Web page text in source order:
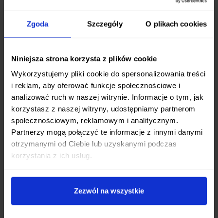
Zgoda Szczegóły O plikach cookies
Niniejsza strona korzysta z plików cookie
Wykorzystujemy pliki cookie do spersonalizowania treści
i reklam, aby oferować funkcje społecznościowe i
analizować ruch w naszej witrynie. Informacje o tym, jak
korzystasz z naszej witryny, udostępniamy partnerom
społecznościowym, reklamowym i analitycznym.
Partnerzy mogą połączyć te informacje z innymi danymi
otrzymanymi od Ciebie lub uzyskanymi podczas
korzystania z ich usług.
Zezwól na wszystkie
łatwości ostrzenia.
między twardością a odpornością na
wykruszenia.
Ergonomia i Użyteczność
Szeroka klinga noża Nakiri o długości 16,5 cm nie
tylko ułatwia krojenie większych warzyw jednym
płynnym ruchem, ale także pozwala na szybkie i
wygodne przenoszenie posiekanych składników
krawędź tnąca sprawia, że nóż doskonale radzi
sobie nawet z najtwardszymi warzywami,
umożliwiając krojenie cienkich, równych plastrów